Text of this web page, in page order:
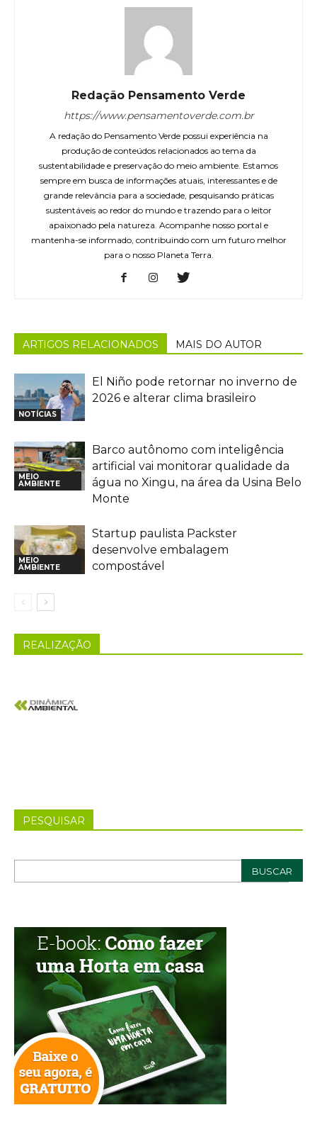
Redação Pensamento Verde
https://www.pensamentoverde.com.br
A redação do Pensamento Verde possui experiência na
produção de conteúdos relacionados ao tema da
sustentabilidade e preservação do meio ambiente. Estamos
sempre em busca de informações atuais, interessantes e de
grande relevância para a sociedade, pesquisando práticas
sustentáveis ao redor do mundo e trazendo para o leitor
apaixonado pela natureza. Acompanhe nosso portal e
mantenha-se informado, contribuindo com um futuro melhor
para o nosso Planeta Terra.
ARTIGOS RELACIONADOS MAIS DO AUTOR
NOTÍCIAS
El Niño pode retornar no inverno de
2026 e alterar clima brasileiro
MEIO
AMBIENTE
Barco autônomo com inteligência
artificial vai monitorar qualidade da
água no Xingu, na área da Usina Belo
Monte
MEIO
AMBIENTE
Startup paulista Packster
desenvolve embalagem
compostável
REALIZAÇÃO
PESQUISAR